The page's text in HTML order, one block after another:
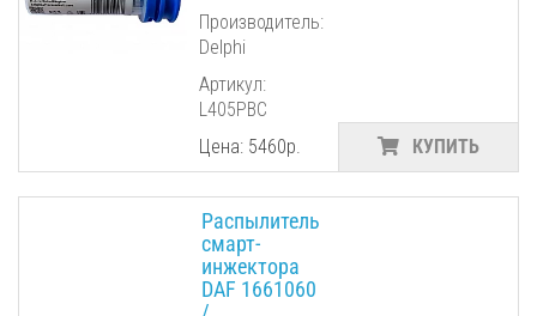
Производитель:
Delphi
Артикул:
L405PBC
Цена: 5460р.
КУПИТЬ
Распылитель
смарт-
инжектора
DAF 1661060